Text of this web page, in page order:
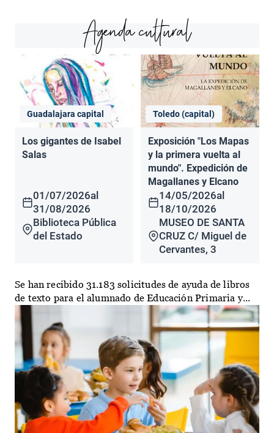
Agenda cultural
Guadalajara capital
Los gigantes de Isabel
Salas
01/07/2026al
31/08/2026
Biblioteca Pública
del Estado
Toledo (capital)
Exposición "Los Mapas
y la primera vuelta al
mundo". Expedición de
Magallanes y Elcano
14/05/2026al
18/10/2026
MUSEO DE SANTA
CRUZ C/ Miguel de
Cervantes, 3
Se han recibido 31.183 solicitudes de ayuda de libros
de texto para el alumnado de Educación Primaria y...